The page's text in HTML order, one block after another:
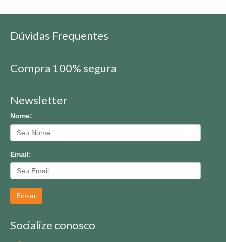
Dúvidas Frequentes
Compra 100% segura
Newsletter
Nome:
Email:
Enviar
Socialize conosco